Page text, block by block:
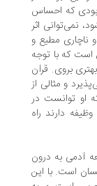
احساس
اثر
مطیع و
با توجه
قرآن
مثالی از
در
راه
به درون
با این